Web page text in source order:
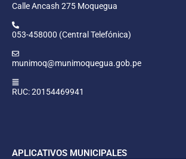
Calle Ancash 275 Moquegua
053-458000 (Central Telefónica)
munimoq@munimoquegua.gob.pe
RUC: 20154469941
APLICATIVOS MUNICIPALES